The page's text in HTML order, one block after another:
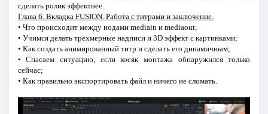
сделать ролик эффектнее.
Глава 6. Вкладка FUSION. Работа с титрами и заключение.
• Что происходит между нодами mediain и mediaout;
• Учимся делать трехмерные надписи и 3D эффект с картинками;
• Как создать анимированный титр и сделать его динамичным;
• Спасаем ситуацию, если косяк монтажа обнаружился только
сейчас;
• Как правильно экспортировать файл и ничего не сломать.